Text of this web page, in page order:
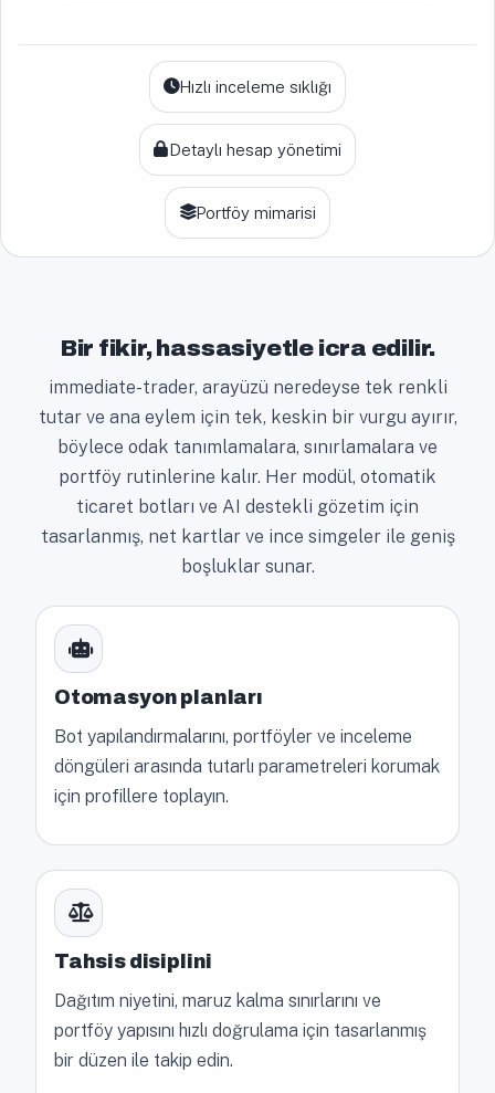
Hızlı inceleme sıklığı
Detaylı hesap yönetimi
Portföy mimarisi
Bir fikir, hassasiyetle icra edilir.
immediate-trader, arayüzü neredeyse tek renkli
tutar ve ana eylem için tek, keskin bir vurgu ayırır,
böylece odak tanımlamalara, sınırlamalara ve
portföy rutinlerine kalır. Her modül, otomatik
ticaret botları ve AI destekli gözetim için
tasarlanmış, net kartlar ve ince simgeler ile geniş
boşluklar sunar.
Otomasyon planları
Bot yapılandırmalarını, portföyler ve inceleme
döngüleri arasında tutarlı parametreleri korumak
için profillere toplayın.
Tahsis disiplini
Dağıtım niyetini, maruz kalma sınırlarını ve
portföy yapısını hızlı doğrulama için tasarlanmış
bir düzen ile takip edin.